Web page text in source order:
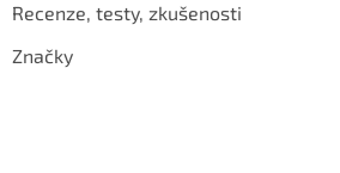
Recenze, testy, zkušenosti
Značky